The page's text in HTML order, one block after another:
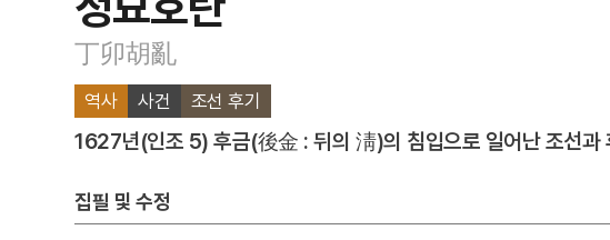
丁卯胡亂
역사 사건 조선 후기
1627년(인조 5) 후금(後金 : 뒤의 淸)의 침입으로 일어난 조선과
집필 및 수정